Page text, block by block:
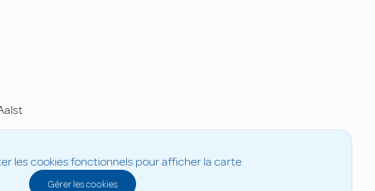
les cookies fonctionnels pour afficher la carte
Gérer les cookies